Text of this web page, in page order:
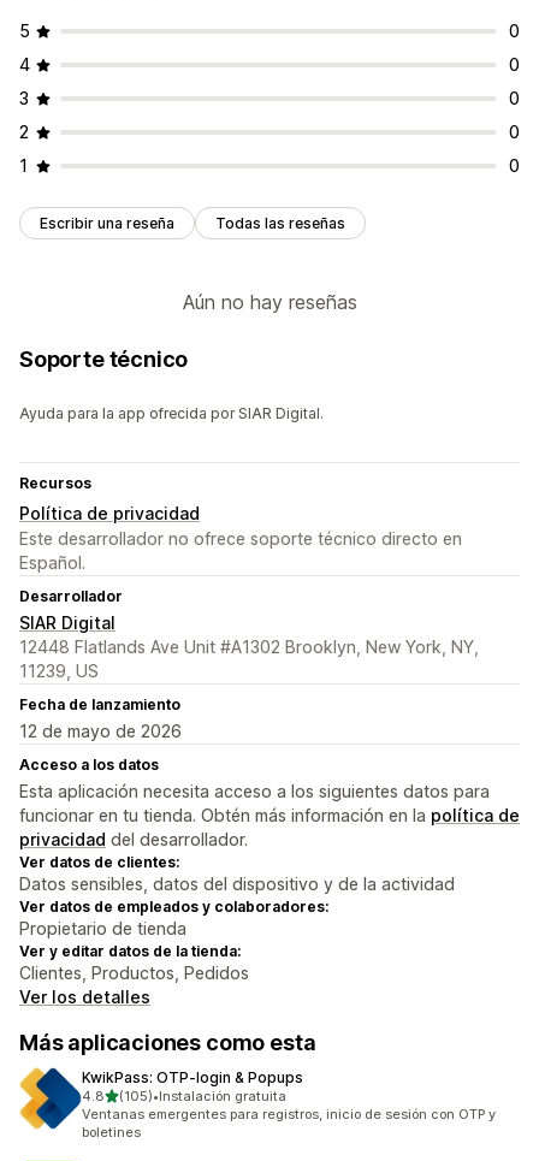
5
0
4
0
3
0
2
0
1
0
Escribir una reseña Todas las reseñas
Aún no hay reseñas
Soporte técnico
Ayuda para la app ofrecida por SIAR Digital.
Recursos
Política de privacidad
Este desarrollador no ofrece soporte técnico directo en
Español.
Desarrollador
SIAR Digital
12448 Flatlands Ave Unit #A1302 Brooklyn, New York, NY,
11239, US
Fecha de lanzamiento
12 de mayo de 2026
Acceso a los datos
Esta aplicación necesita acceso a los siguientes datos para
funcionar en tu tienda. Obtén más información en la política de
privacidad del desarrollador.
Ver datos de clientes:
Datos sensibles, datos del dispositivo y de la actividad
Ver datos de empleados y colaboradores:
Propietario de tienda
Ver y editar datos de la tienda:
Clientes, Productos, Pedidos
Ver los detalles
Más aplicaciones como esta
KwikPass: OTP‑login & Popups
4.8de 5 estrellas
(105)
105 reseñas en total
•Instalación gratuita
Ventanas emergentes para registros, inicio de sesión con OTP y
boletines